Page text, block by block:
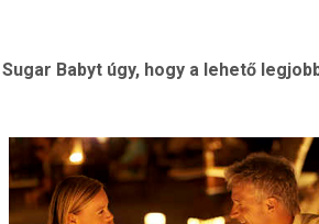
Babyt úgy, hogy a lehető